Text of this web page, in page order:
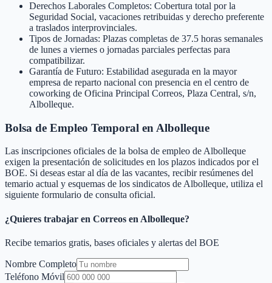
Derechos Laborales Completos: Cobertura total por la
Seguridad Social, vacaciones retribuidas y derecho preferente
a traslados interprovinciales.
Tipos de Jornadas: Plazas completas de 37.5 horas semanales
de lunes a viernes o jornadas parciales perfectas para
compatibilizar.
Garantía de Futuro: Estabilidad asegurada en la mayor
empresa de reparto nacional con presencia en el centro de
coworking de Oficina Principal Correos, Plaza Central, s/n,
Albolleque.
Bolsa de Empleo Temporal en Albolleque
Las inscripciones oficiales de la bolsa de empleo deAlbolleque
exigen la presentación de solicitudes en los plazos indicados por el
BOE. Si deseas estar al día de las vacantes, recibir resúmenes del
temario actual y esquemas de los sindicatos deAlbolleque, utiliza el
siguiente formulario de consulta oficial.
¿Quieres trabajar en Correos en Albolleque?
Recibe temarios gratis, bases oficiales y alertas del BOE
Nombre Completo
Teléfono Móvil